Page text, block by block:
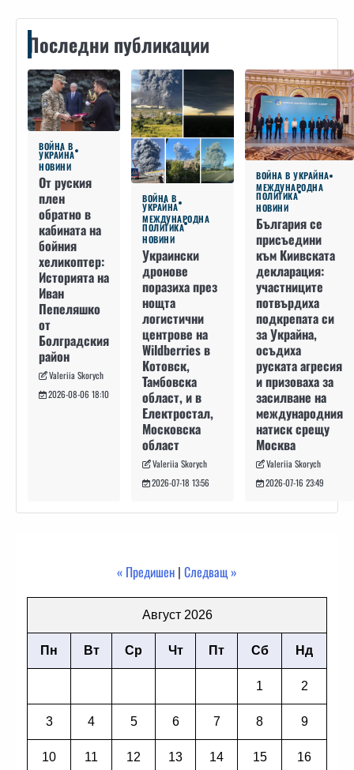
Последни публикации
ВОЙНА В
УКРАЙНА
НОВИНИ
От руския
плен
обратно в
кабината на
бойния
хеликоптер:
Историята на
Иван
Пепеляшко
от
Болградския
район
Valeriia Skorych
2026-08-06 18:10
ВОЙНА В
УКРАЙНА
МЕЖДУНАРОДНА
ПОЛИТИКА
НОВИНИ
Украински
дронове
поразиха през
нощта
логистични
центрове на
Wildberries в
Котовск,
Тамбовска
област, и в
Електростал,
Московска
област
Valeriia Skorych
2026-07-18 13:56
ВОЙНА В УКРАЙНА
МЕЖДУНАРОДНА
ПОЛИТИКА
НОВИНИ
България се
присъедини
към Киивската
декларация:
участниците
потвърдиха
подкрепата си
за Украйна,
осъдиха
руската агресия
и призоваха за
засилване на
международния
натиск срещу
Москва
Valeriia Skorych
2026-07-16 23:49
« Предишен | Следващ »
Август 2026
Пн Вт Ср Чт Пт Сб Нд
1 2
3 4 5 6 7 8 9
10 11 12 13 14 15 16